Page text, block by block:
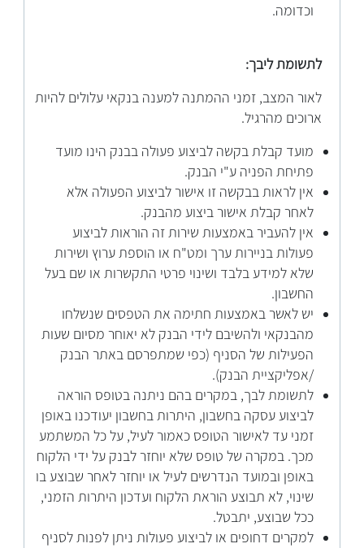
וכדומה.
לתשומת ליבך:
לאור המצב, זמני ההמתנה למענה בנקאי עלולים להיות
ארוכים מהרגיל.
מועד קבלת בקשה לביצוע פעולה בבנק הינו מועד
פתיחת הפניה ע"י הבנק.
אין לראות בבקשה זו אישור לביצוע הפעולה אלא
לאחר קבלת אישור ביצוע מהבנק.
אין להעביר באמצעות שירות זה הוראות לביצוע
פעולות בניירות ערך ומט"ח או הוספת ערוץ ושירות
שלא למידע בלבד ושינוי פרטי התקשרות או שם בעל
החשבון.
יש לאשר באמצעות חתימה את הטפסים שנשלחו
מהבנקאי ולהשיבם לידי הבנק לא יאוחר מסיום שעות
הפעילות של הסניף (כפי שמתפרסם באתר הבנק
/אפליקציית הבנק).
לתשומת לבך, במקרים בהם ניתנה בטופס הוראה
לביצוע עסקה בחשבון, היתרות בחשבון יעודכנו באופן
זמני עד לאישור הטופס כאמור לעיל, על כל המשתמע
מכך. במקרה של טופס שלא יוחזר לבנק על ידי הלקוח
באופן ובמועד הנדרשים לעיל או יוחזר לאחר שבוצע בו
שינוי, לא תבוצע הוראת הלקוח ועדכון היתרות הזמני,
ככל שבוצע, יתבטל.
למקרים דחופים או לביצוע פעולות ניתן לפנות לסניף